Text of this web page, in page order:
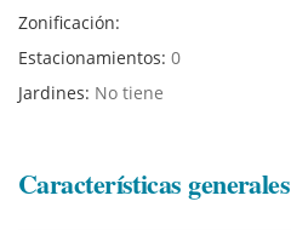
Zonificación:
Estacionamientos: 0
Jardines: No tiene
Características generales